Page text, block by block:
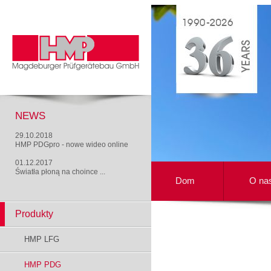
NEWS
29.10.2018
HMP PDGpro - nowe wideo online
01.12.2017
Światła płoną na choince ...
Dom O
Produkty
HMP LFG
HMP PDG